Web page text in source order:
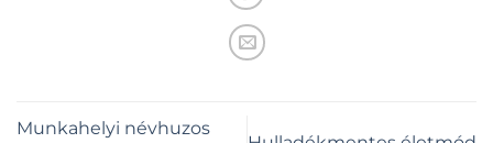
Munkahelyi névhuzos